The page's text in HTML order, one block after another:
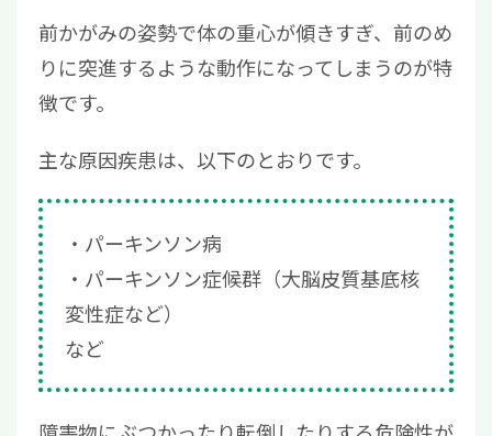
前かがみの姿勢で体の重心が傾きすぎ、前のめ
りに突進するような動作になってしまうのが特
徴です。
主な原因疾患は、以下のとおりです。
パーキンソン病
パーキンソン症候群（大脳皮質基底核
変性症など）
など